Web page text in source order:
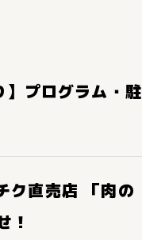
プログラム・駐
直売店 「肉の
！